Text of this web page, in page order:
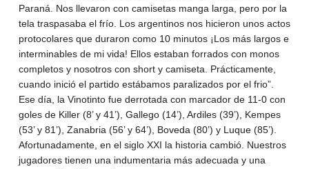
Paraná. Nos llevaron con camisetas manga larga, pero por la
tela traspasaba el frío. Los argentinos nos hicieron unos actos
protocolares que duraron como 10 minutos ¡Los más largos e
interminables de mi vida! Ellos estaban forrados con monos
completos y nosotros con short y camiseta. Prácticamente,
cuando inició el partido estábamos paralizados por el frio”.
Ese día, la Vinotinto fue derrotada con marcador de 11-0 con
goles de Killer (8’ y 41’), Gallego (14’), Ardiles (39’), Kempes
(53’ y 81’), Zanabria (56’ y 64’), Boveda (80’) y Luque (85’).
Afortunadamente, en el siglo XXI la historia cambió. Nuestros
jugadores tienen una indumentaria más adecuada y una